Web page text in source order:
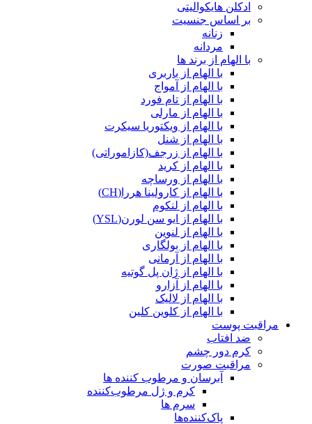
ادکلن هایکوالیتی
بر اساس جنسیت
زنانه
مردانه
با الهام از برند ها
با الهام از باربری
با الهام از آمواج
با الهام از تام فورد
با الهام از مارلی
با الهام از ویکتوریا سیکرت
با الهام از شنل
با الهام از زرجف(کازاموراتی)
با الهام از کرید
با الهام از ورساچه
با الهام از کارولینا هررا(CH)
با الهام از لنکوم
با الهام از ایو سن لورن(YSL)
با الهام از لنوین
با الهام از بولگاری
با الهام از آرمانی
با الهام از ژان پل گوتیه
با الهام از آزارو
با الهام از لالیک
با الهام از کلوین کلین
مراقبت پوست
ضد افتاب
کرم دور چشم
مراقبت صورت
آبرسان و مرطوب کننده ها
کرم و ژل مرطوب‌کننده
سرم ها
پاک‌کننده‌ها